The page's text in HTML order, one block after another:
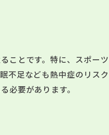
ことです。特に、スポー
不足なども熱中症のリス
必要があります。